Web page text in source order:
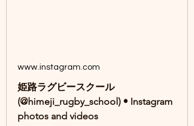
www.instagram.com
姫路ラグビースクール
(@himeji_rugby_school) • Instagram
photos and videos